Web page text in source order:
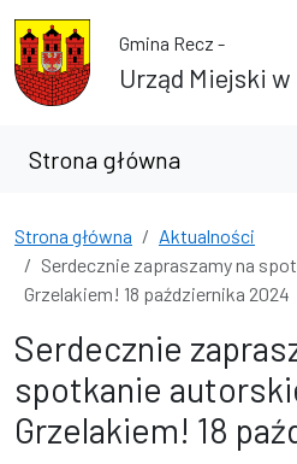
Przejdź do treści
Przejdź do wyszukiwarki
Gmina Recz -
Urząd Miejski w
Strona główna
Strona główna
Aktualności
Serdecznie zapraszamy na
Grzelakiem! 18 października 2024
Serdecznie
spotkanie
Grzelakiem! 18